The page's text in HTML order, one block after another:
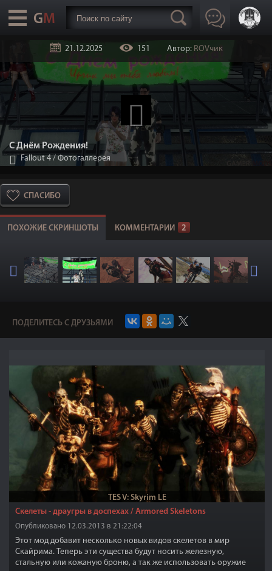
21.12.2025 151 Автор: ROVчик
С Днём Рождения!
Fallout 4 / Фотогаллерея
СПАСИБО
ПОХОЖИЕ СКРИНШОТЫ КОММЕНТАРИИ 2
ПОДЕЛИТЕСЬ С ДРУЗЬЯМИ
TES V: Skyrim LE
Скелеты - драугры в доспехах / Armored Skeletons
Опубликовано 12.03.2013 в 21:22:04
Этот мод добавит несколько новых видов скелетов в мир
Скайрима. Теперь эти существа будут носить железную,
стальную или кожаную броню, а так же использовать оружие